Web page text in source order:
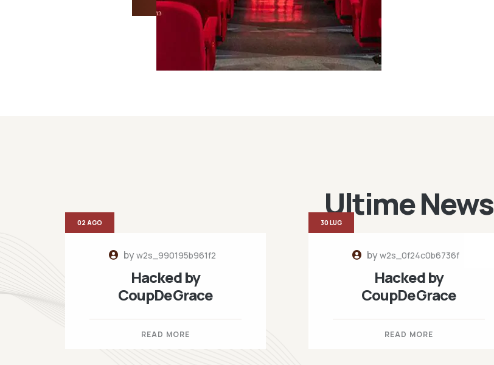
Ultime News
byw2s_990195b961f2
Hacked by
CoupDeGrace
READ MORE
02 AGO
byw2s_0f24c0b6736f
Hacked by
CoupDeGrace
READ MORE
30 LUG